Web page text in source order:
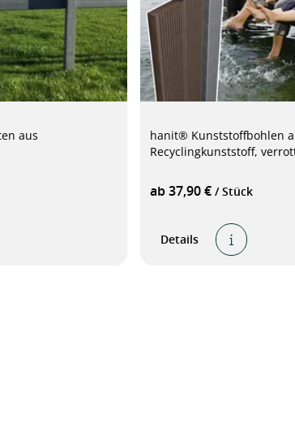
aus
hanit® Kunststoffbohlen
Recyclingkunststoff,
ab 37,90 € / Stück
Details